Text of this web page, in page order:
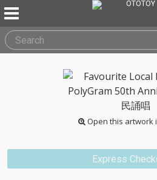
Open this artwork
Express